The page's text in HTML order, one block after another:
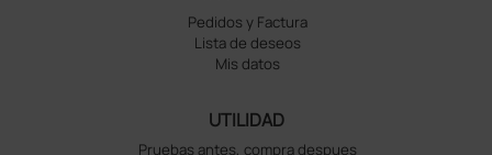
Pedidos y Factura
Lista de deseos
Mis datos
UTILIDAD
Pruebas antes, compra despues